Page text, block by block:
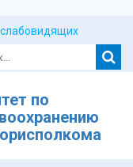
по